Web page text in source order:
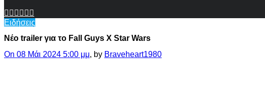
Ειδήσεις
Νέο trailer για το Fall Guys Χ Star Wars
On 08 Μάι 2024 5:00 μμ, by Braveheart1980